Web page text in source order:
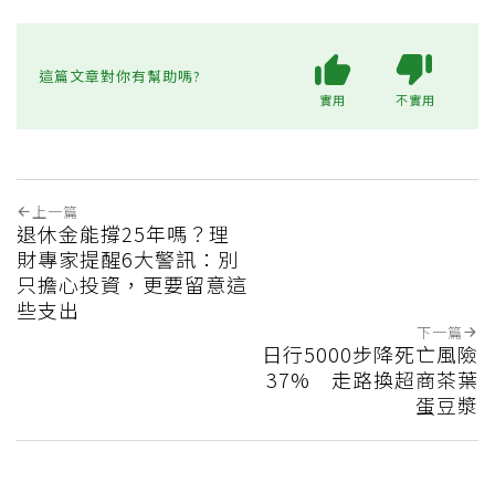
這篇文章對你有幫助嗎?
實用 不實用
上一篇
退休金能撐25年嗎？理
財專家提醒6大警訊：別
只擔心投資，更要留意這
些支出
下一篇
日行5000步降死亡風險
37% 走路換超商茶葉
蛋豆漿